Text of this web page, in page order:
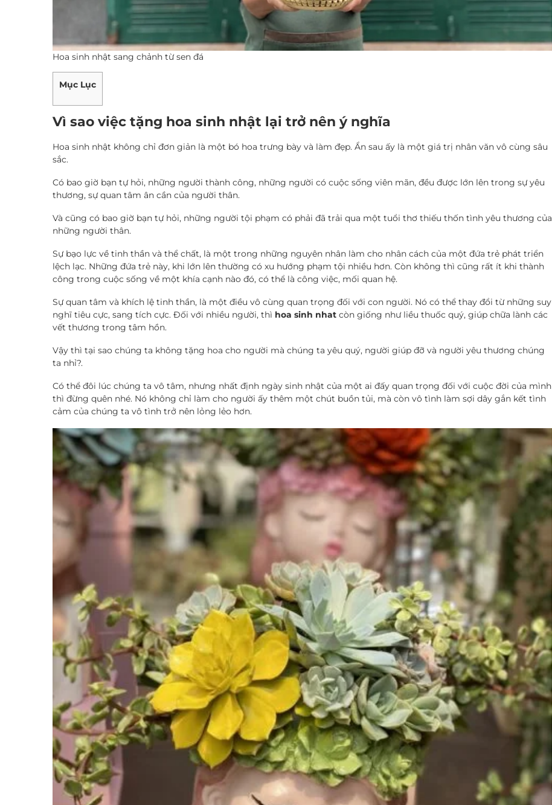
Hoa sinh nhật sang chảnh từ sen đá
Mục Lục
Vì sao việc tặng hoa sinh nhật lại trở nên ý nghĩa
Hoa sinh nhật không chỉ đơn giản là một bó hoa trưng bày và làm đẹp. Ẩn sau ấy là một giá trị nhân văn vô cùng sâu
sắc.
Có bao giờ bạn tự hỏi, những người thành công, những người có cuộc sống viên mãn, đều được lớn lên trong sự yêu
thương, sự quan tâm ân cần của người thân.
Và cũng có bao giờ bạn tự hỏi, những người tội phạm có phải đã trải qua một tuổi thơ thiếu thốn tình yêu thương của
những người thân.
Sự bạo lực về tinh thần và thể chất, là một trong những nguyên nhân làm cho nhân cách của một đứa trẻ phát triển
lệch lạc. Những đứa trẻ này, khi lớn lên thường có xu hướng phạm tội nhiều hơn. Còn không thì cũng rất ít khi thành
công trong cuộc sống về một khía cạnh nào đó, có thể là công việc, mối quan hệ.
Sự quan tâm và khích lệ tinh thần, là một điều vô cùng quan trọng đối với con người. Nó có thể thay đổi từ những suy
nghĩ tiêu cực, sang tích cực. Đối với nhiều người, thì hoa sinh nhat còn giống như liều thuốc quý, giúp chữa lành các
vết thương trong tâm hồn.
Vậy thì tại sao chúng ta không tặng hoa cho người mà chúng ta yêu quý, người giúp đỡ và người yêu thương chúng
ta nhỉ?.
Có thể đôi lúc chúng ta vô tâm, nhưng nhất định ngày sinh nhật của một ai đấy quan trọng đối với cuộc đời của mình
thì đừng quên nhé. Nó không chỉ làm cho người ấy thêm một chút buồn tủi, mà còn vô tình làm sợi dây gắn kết tình
cảm của chúng ta vô tình trở nên lỏng lẻo hơn.